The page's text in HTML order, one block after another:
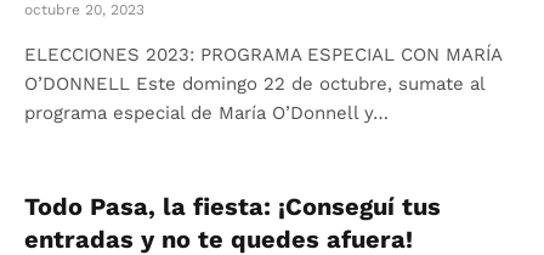
octubre 20, 2023
ELECCIONES 2023: PROGRAMA ESPECIAL CON MARÍA
O’DONNELL Este domingo 22 de octubre, sumate al
programa especial de María O’Donnell y…
Todo Pasa, la fiesta: ¡Conseguí tus
entradas y no te quedes afuera!